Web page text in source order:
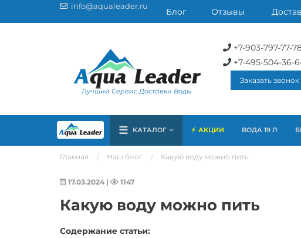
info@aqualeader.ru
Блог Отзывы
Лучший Сервис Доставки Воды
+7-903-797-77-
+7-495-504-36-
Заказать звонок
☰ КАТАЛОГ АКЦИИ ВОДА 19 Л
Главная Наш блог Какую воду можно пить
17.03.2024 | 1147
Какую воду можно пить
Содержание статьи: